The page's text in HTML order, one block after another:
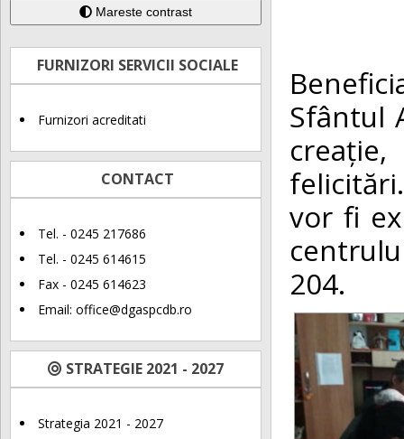
Mareste contrast
FURNIZORI SERVICII SOCIALE
Furnizori acreditati
CONTACT
Tel. - 0245 217686
Tel. - 0245 614615
Fax - 0245 614623
Email: office@dgaspcdb.ro
STRATEGIE 2021 - 2027
Strategia 2021 - 2027
Sfântul
vor fi
204.